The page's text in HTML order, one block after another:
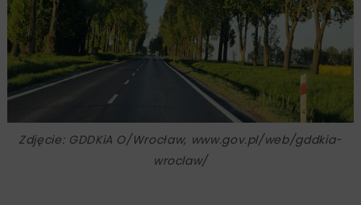
Zdjęcie: GDDKiA O/Wrocław, www.gov.pl/web/gddkia-
wroclaw/